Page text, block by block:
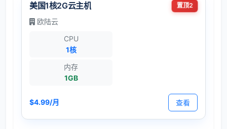
美国1核2G云主机 置顶2
欧陆云
CPU
1核
内存
1GB
$4.99/月 查看